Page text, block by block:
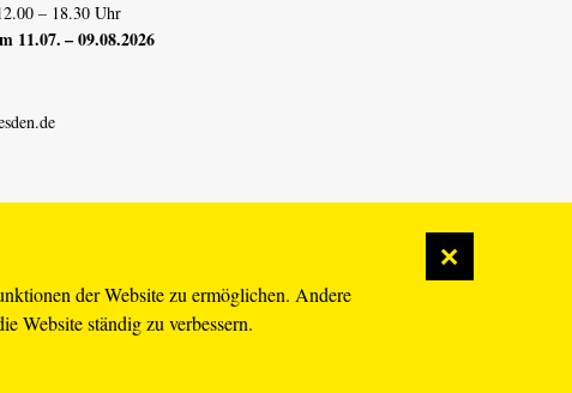
der Website zu ermöglichen. Andere
Website ständig zu verbessern.
– 18.30 Uhr
11.07. – 09.08.2026